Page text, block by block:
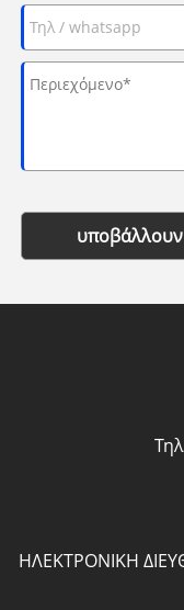
υποβάλλουν
ΗΛΕΚΤΡΟΝΙΚΗ